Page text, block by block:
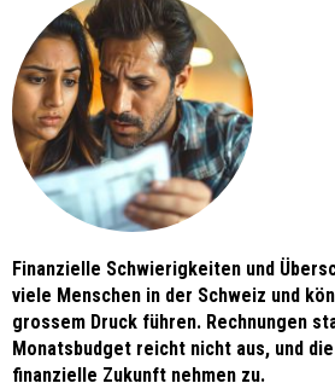
Finanzielle Schwierigkeiten und
viele Menschen in der Schweiz und
grossem Druck führen. Rechnungen
Monatsbudget reicht nicht aus, und
finanzielle Zukunft nehmen zu.